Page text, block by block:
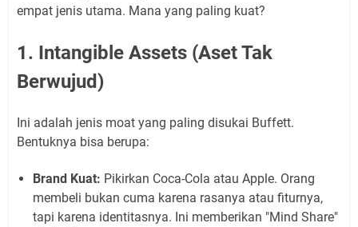
empat jenis utama. Mana yang paling kuat?
1. Intangible Assets (Aset Tak
Berwujud)
Ini adalah jenis moat yang paling disukai Buffett.
Bentuknya bisa berupa:
Brand Kuat: Pikirkan Coca-Cola atau Apple. Orang
membeli bukan cuma karena rasanya atau fiturnya,
tapi karena identitasnya. Ini memberikan "Mind Share"